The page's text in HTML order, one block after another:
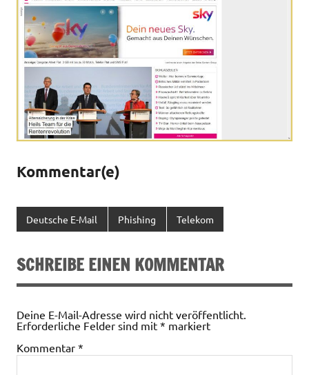
Kommentar(e)
Deutsche E-Mail Phishing Telekom
SCHREIBE EINEN KOMMENTAR
Deine E-Mail-Adresse wird nicht veröffentlicht.
Erforderliche Felder sind mit * markiert
Kommentar *